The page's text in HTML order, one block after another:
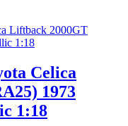
Celica
1973
1:18